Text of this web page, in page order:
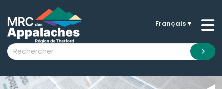
submenu (La MRC )
submenu (Citoyens )
submenu (Visiteurs )
Français▼